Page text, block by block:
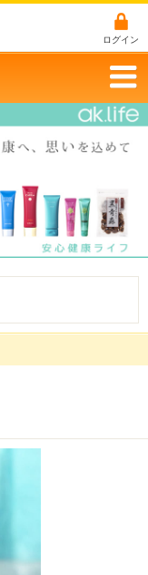
ログイン